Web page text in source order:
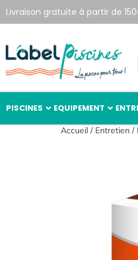
Livraison gratuite à partir de
PISCINES EQUIPEMENT
Accueil / Entretien /